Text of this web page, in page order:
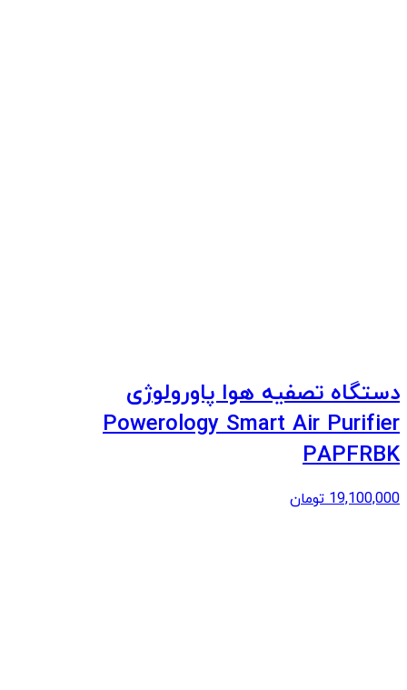
دستگاه تصفیه هوا پاورولوژی
Powerology Smart Air Purifier
PAPFRBK
19,100,000 تومان